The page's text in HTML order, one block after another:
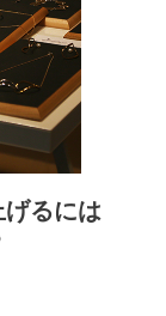
るには